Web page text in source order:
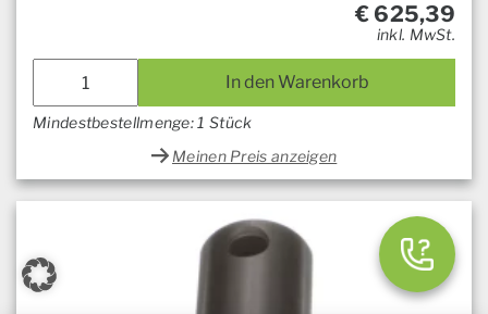
€625,39
inkl. MwSt.
In den Warenkorb
Mindestbestellmenge: 1 Stück
Meinen Preis anzeigen